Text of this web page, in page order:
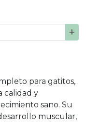
para gatitos,
calidad y
sano. Su
muscular,